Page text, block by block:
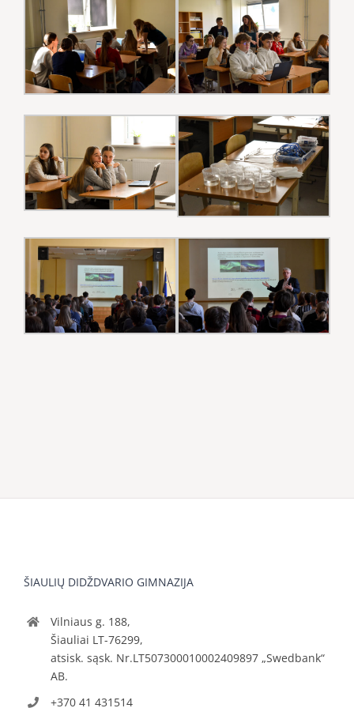
ŠIAULIŲ DIDŽDVARIO GIMNAZIJA
Vilniaus g. 188,
Šiauliai LT-76299,
atsisk. sąsk. Nr.LT507300010002409897 „Swedbank“
AB.
+370 41 431514